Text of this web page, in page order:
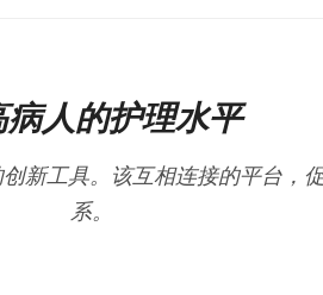
病人的护理水平
新工具。该互相连接的平台，
系。